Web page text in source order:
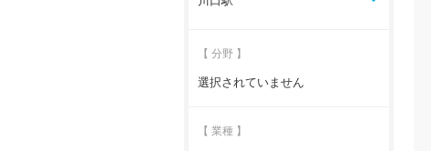
【 分野 】
選択されていません
【 業種 】